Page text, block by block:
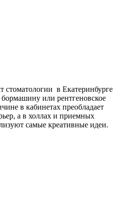
стоматологии в Екатеринбурге
или рентгеновское
в кабинетах преобладает
а в холлах и приемных
самые креативные идеи.